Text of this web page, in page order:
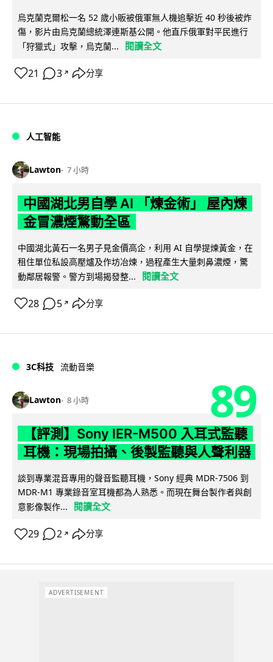
烏克蘭克爾松一名 52 歲小販被俄軍無人機追擊近 40 秒後被炸
傷，影片由烏克蘭總統澤連斯基公開。他直斥俄軍對平民進行
「狩獵式」攻擊，烏克蘭...
閱讀全文
21 3 ↗ 分享
人工智能
Lawton 7 小時
中國湖北男自學 AI 「煉金術」 屋內煉
金冒濃煙驚動全區
中國湖北黃石一名男子見金價高企，利用 AI 自學提煉黃金，在
租住單位私設高壓爐及作坊冶煉，過程產生大量刺鼻濃煙，驚
動鄰居報警。警方到場揭發整...
閱讀全文
28 5 ↗ 分享
3C科技 流動音樂
Lawton 8 小時 89
【評測】Sony IER-M500 入耳式監聽
耳機：現場拍攝、後製監聽與人聲利器
談到專業混音專用的聲音監聽耳機，Sony 經典 MDR-7506 到
MDR-M1 專業錄音室耳機都為人熟悉。而現在舞台製作者與創
意影像製作...
閱讀全文
29 2 ↗ 分享
ADVERTISEMENT